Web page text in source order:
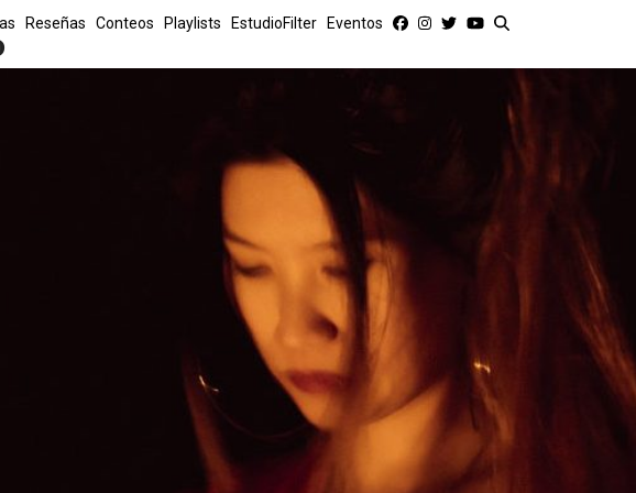
Reseñas Conteos Playlists EstudioFilter Eventos